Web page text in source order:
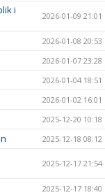
i
2026-01-09 21:01
2026-01-08 20:53
2026-01-07 23:28
2026-01-04 18:51
2026-01-02 16:01
2025-12-20 10:18
2025-12-18 08:12
2025-12-17 21:54
2025-12-17 18:40